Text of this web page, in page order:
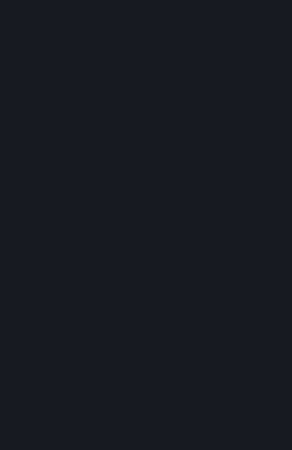
Steam biedt voor sommige inhoud
toegang (bijv. maandelijks,
basis voor betaalt. Als een
huidige gefactureerde periode
terugbetaling aanvragen binnen
aankoop, of binnen 48 u. na elke
beschouwen een abonnement als
meerdere spellen uit het
gefactureerde periode, of als er
kortingen inbegrepen bij het
Je kunt een lopend abonnement
. Zodra je
abonnement niet meer
blijft wel toegang hebben tot alle
aan je abonnement tot de huidige